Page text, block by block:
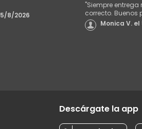
5/8/2026
"Siempre
correcto. Buenos
Monica V. el
Descárgate la app